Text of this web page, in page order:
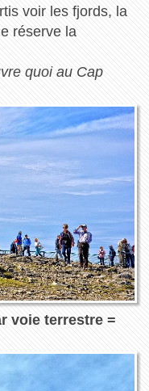
voir les fjords, la
réserve la
quoi au Cap
voie terrestre =